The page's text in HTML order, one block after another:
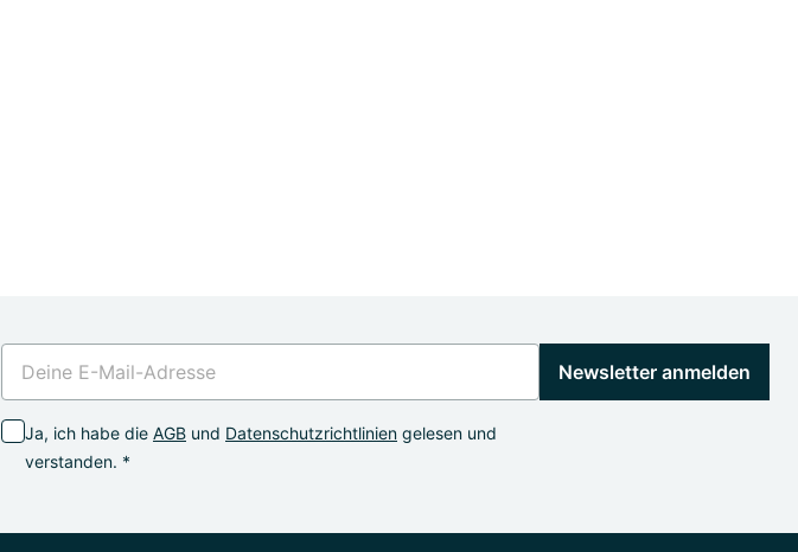
Ja, ich habe die AGB und Datenschutzrichtlinien gelesen und
verstanden. *
Newsletter anmelden